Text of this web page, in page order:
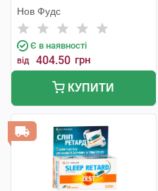
Нов Фудс
Є в наявності
від 404.50 грн
КУПИТИ